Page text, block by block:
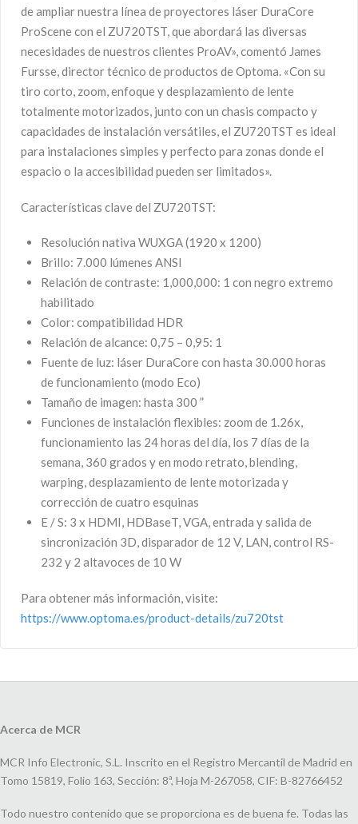
de ampliar nuestra línea de proyectores láser DuraCore
ProScene con el ZU720TST, que abordará las diversas
necesidades de nuestros clientes ProAV», comentó James
Fursse, director técnico de productos de Optoma. «Con su
tiro corto, zoom, enfoque y desplazamiento de lente
totalmente motorizados, junto con un chasis compacto y
capacidades de instalación versátiles, el ZU720TST es ideal
para instalaciones simples y perfecto para zonas donde el
espacio o la accesibilidad pueden ser limitados».
Características clave del ZU720TST:
Resolución nativa WUXGA (1920 x 1200)
Brillo: 7.000 lúmenes ANSI
Relación de contraste: 1,000,000: 1 con negro extremo
habilitado
Color: compatibilidad HDR
Relación de alcance: 0,75 – 0,95: 1
Fuente de luz: láser DuraCore con hasta 30.000 horas
de funcionamiento (modo Eco)
Tamaño de imagen: hasta 300 ”
Funciones de instalación flexibles: zoom de 1.26x,
funcionamiento las 24 horas del día, los 7 días de la
semana, 360 grados y en modo retrato, blending,
warping, desplazamiento de lente motorizada y
corrección de cuatro esquinas
E / S: 3 x HDMI, HDBaseT, VGA, entrada y salida de
sincronización 3D, disparador de 12 V, LAN, control RS-
232 y 2 altavoces de 10 W
Para obtener más información, visite:
https://www.optoma.es/product-details/zu720tst
Acerca de MCR
MCR Info Electronic, S.L. Inscrito en el Registro Mercantil de Madrid en
Tomo 15819, Folio 163, Sección: 8ª, Hoja M-267058, CIF: B-82766452
Todo nuestro contenido que se proporciona es de buena fe. Todas las